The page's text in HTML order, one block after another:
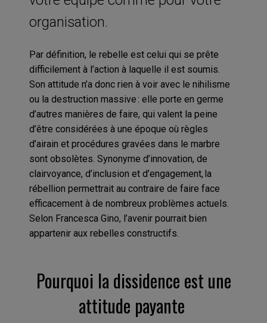
organisation.
Par définition, le rebelle est celui qui se prête
difficilement à l’action à laquelle il est soumis.
Son attitude n’a donc rien à voir avec le nihilisme
ou la destruction massive : elle porte en germe
d’autres manières de faire, qui valent la peine
d’être considérées à une époque où règles
d’airain et procédures gravées dans le marbre
sont obsolètes. Synonyme d’innovation, de
clairvoyance, d’inclusion et d’engagement, la
rébellion permettrait au contraire de faire face
efficacement à de nombreux problèmes actuels.
Selon Francesca Gino, l’avenir pourrait bien
appartenir aux rebelles constructifs.
Pourquoi la dissidence est une
attitude payante